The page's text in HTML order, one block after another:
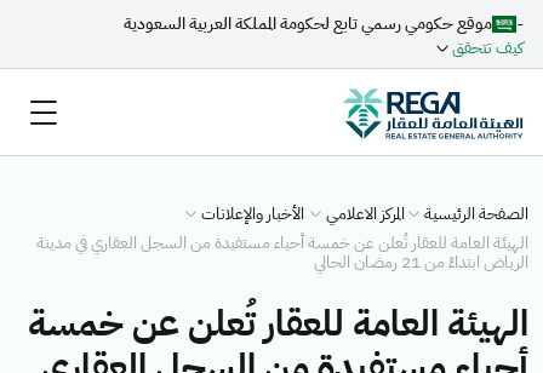
-
موقع حكومي رسمي تابع لحكومة المملكة العربية السعودية
كيف تتحقق
الصفحة الرئيسية المركز الاعلامي
الأخبار والإعلانات
الهيئة العامة للعقار تُعلن عن خمسة أحياء مستفيدة من السجل العقاري في مدينة
الرياض ابتداءً من 21 رمضان الحالي
الهيئة العامة للعقار تُعلن عن خمسة